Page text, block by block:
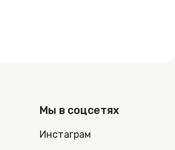
Мы в соцсетях
Инстаграм